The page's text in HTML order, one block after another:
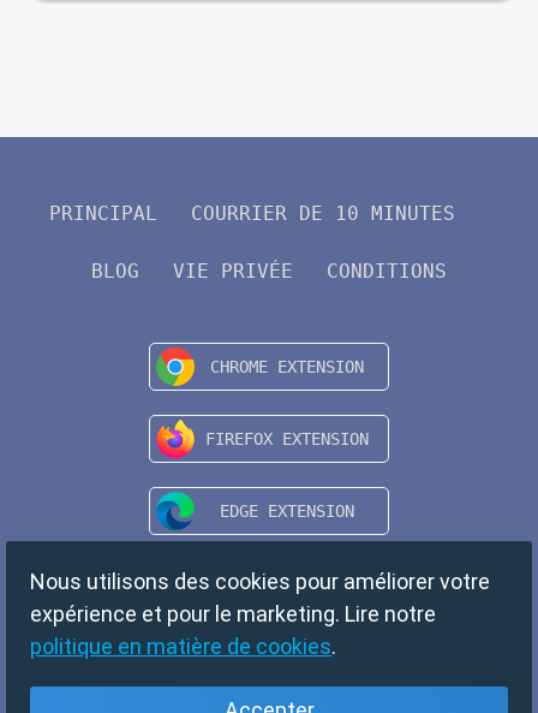
PRINCIPAL COURRIER DE 10 MINUTES
BLOG VIE PRIVÉE CONDITIONS
Nous utilisons des cookies pour améliorer votre
expérience et pour le marketing. Lire notre
politique en matière de cookies.